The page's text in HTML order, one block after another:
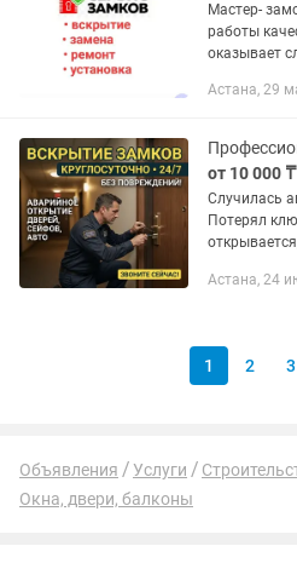
Мастер-
работы
оказывает
замка) ...
Астана, 29
от 10 000 ₸
Случилась
Потерял
Астана, 24
1 2 3
Объявления Услуги
Окна, двери, балконы